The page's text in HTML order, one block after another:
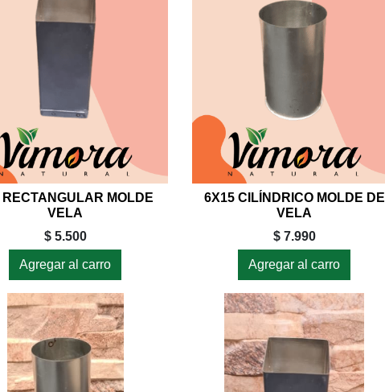
MOLDE
VELA
$ 5.500
Agregar al carro
6X15 CILÍNDRICO MOLDE DE
VELA
$ 7.990
Agregar al carro